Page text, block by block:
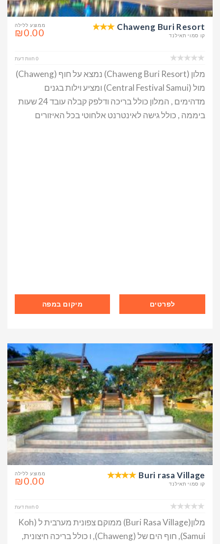
ממוצע ללילה
₪0.00 Chaweng Buri Resort
קו סמוי תאילנד
0 חוות דעת
מלון (Chaweng Buri Resort) נמצא על חוף (Chaweng)
מול (Central Festival Samui) ומציע וילות בגנים
מדהימים , המלון כולל בריכה ודלפק קבלה עובד 24 שעות
ביממה , כולל גישה לאינטרנט אלחוטי בכל האיזורים
לפרטים מיקום במפה
ממוצע ללילה
₪0.00 Buri rasa Village
קו סמוי תאילנד
0 חוות דעת
מלון(Buri Rasa Village) ממוקם צפונית מערבית ל (Koh
Samui), חוף הים של (Chaweng), ו כולל בריכה חיצונית,